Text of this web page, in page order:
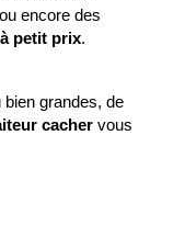
petit prix.
grandes, de
cacher vous